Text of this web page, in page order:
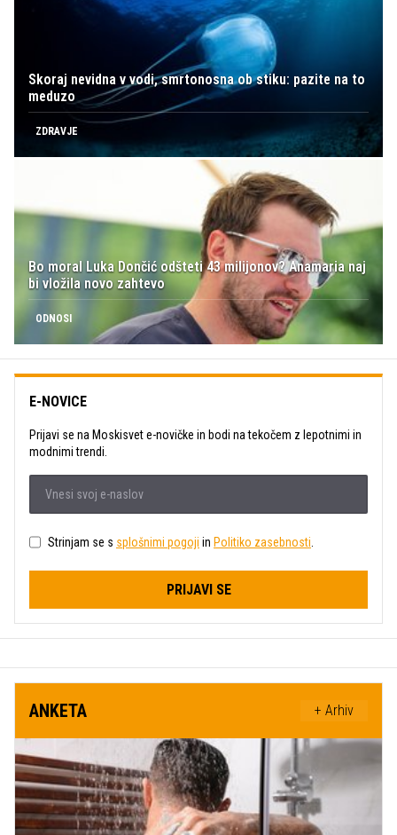
Skoraj nevidna v vodi, smrtonosna ob stiku: pazite na to
meduzo
ZDRAVJE
Bo moral Luka Dončić odšteti 43 milijonov? Anamaria naj
bi vložila novo zahtevo
ODNOSI
E-NOVICE
Prijavi se na Moskisvet e-novičke in bodi na tekočem z lepotnimi in
modnimi trendi.
Strinjam se s splošnimi pogoji in Politiko zasebnosti
PRIJAVI SE
ANKETA + Arhiv